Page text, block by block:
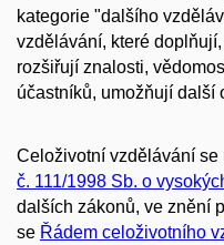
kategorie "dalšího
vzdělávání, které
rozšiřují znalosti,
účastníků, umožňují další
Celoživotní vzdělávání
č. 111/1998 Sb. o
dalších zákonů, ve znění
se Řádem celoživotního